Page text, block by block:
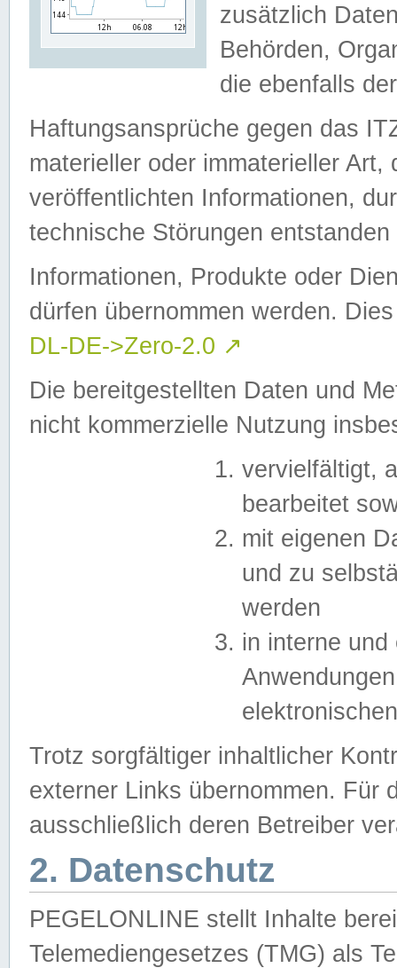
zusätzlich
Behörden,
die ebenfalls
Haftungsansprüche gegen das
materieller oder immaterieller
veröffentlichten Informationen,
technische Störungen
Informationen, Produkte oder
dürfen übernommen werden.
DL-DE->Zero-2.0 ↗
Die bereitgestellten Daten und
nicht kommerzielle Nutzung
vervielfältigt,
bearbeitet
mit eigenen
und zu
werden
in interne
Trotz sorgfältiger inhaltlicher
externer Links übernommen. Für
ausschließlich deren Betreiber
2. Datenschutz
PEGELONLINE stellt Inhalte
Telemediengesetzes (TMG) als